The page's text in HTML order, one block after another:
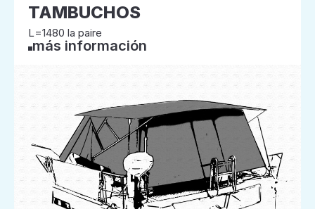
TAMBUCHOS
L=1480 la paire
más información